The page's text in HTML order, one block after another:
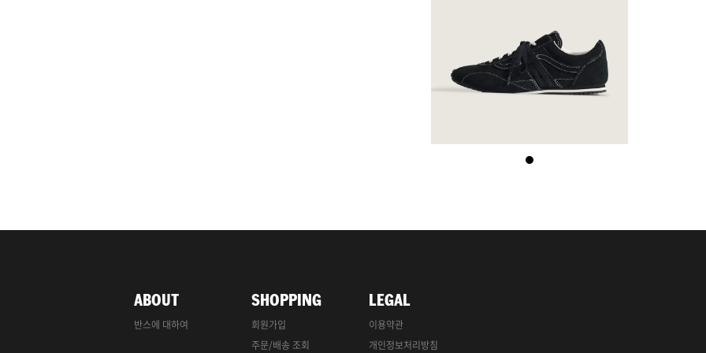
ABOUT
반스에 대하여
SHOPPING
회원가입
주문/배송 조회
LEGAL
이용약관
개인정보처리방침